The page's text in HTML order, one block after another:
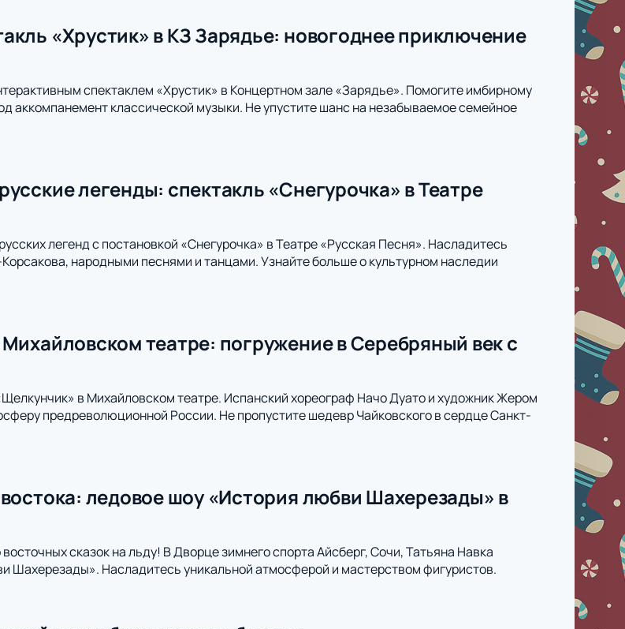
«Хрустик» в КЗ Зарядье: новогоднее приключение
спектаклем «Хрустик» в Концертном зале «Зарядье». Помогите имбирному
аккомпанемент классической музыки. Не упустите шанс на незабываемое семейное
легенды: спектакль «Снегурочка» в Театре
легенд с постановкой «Снегурочка» в Театре «Русская Песня». Насладитесь
народными песнями и танцами. Узнайте больше о культурном наследии
театре: погружение в Серебряный век с
в Михайловском театре. Испанский хореограф Начо Дуато и художник Жером
предреволюционной России. Не пропустите шедевр Чайковского в сердце Санкт-
ледовое шоу «История любви Шахерезады» в
сказок на льду! В Дворце зимнего спорта Айсберг, Сочи, Татьяна Навка
Шахерезады». Насладитесь уникальной атмосферой и мастерством фигуристов.